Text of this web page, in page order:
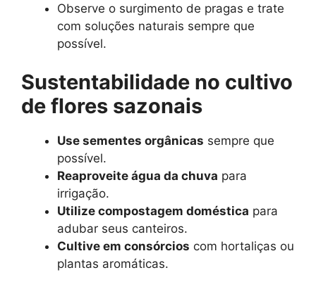
Observe o surgimento de pragas e trate
com soluções naturais sempre que
possível.
Sustentabilidade no cultivo
de flores sazonais
Use sementes orgânicas sempre que
possível.
Reaproveite água da chuva para
irrigação.
Utilize compostagem doméstica para
adubar seus canteiros.
Cultive em consórcios com hortaliças ou
plantas aromáticas.